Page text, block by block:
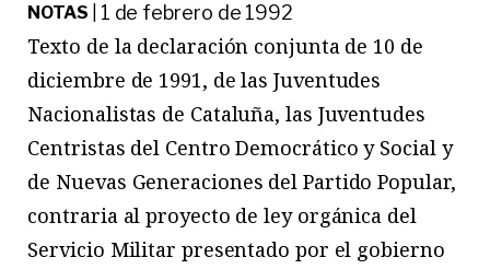
NOTAS 1 de febrero de 1992
Texto de la declaración conjunta de 10 de
diciembre de 1991, de las Juventudes
Nacionalistas de Cataluña, las Juventudes
Centristas del Centro Democrático y Social y
de Nuevas Generaciones del Partido Popular,
contraria al proyecto de ley orgánica del
Servicio Militar presentado por el gobierno